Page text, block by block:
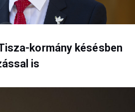
kormány késésben
is